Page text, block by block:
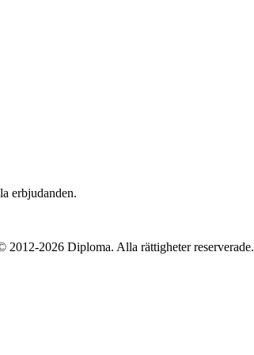
erbjudanden.
2012-2026Diploma. Alla rättigheter reserverade.